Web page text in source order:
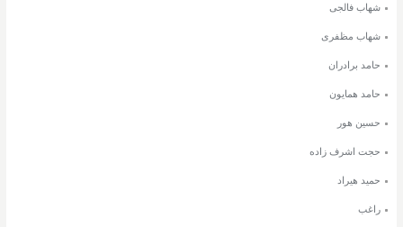
شهاب فالجی
شهاب مظفری
حامد برادران
حامد همایون
حسین هور
حجت اشرف زاده
حمید هیراد
راغب